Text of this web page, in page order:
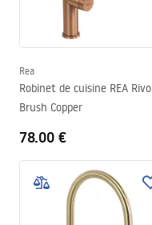
Rea
Robinet de cuisine REA Rivo
Brush Copper
78.00 €